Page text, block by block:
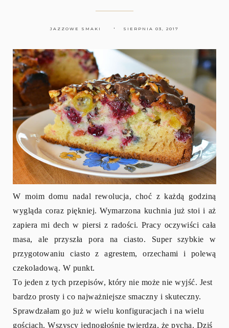
JAZZOWE SMAKI SIERPNIA 03, 2017
W moim domu nadal rewolucja, choć z każdą godziną
wygląda coraz piękniej. Wymarzona kuchnia już stoi i aż
zapiera mi dech w piersi z radości. Pracy oczywiści cała
masa, ale przyszła pora na ciasto. Super szybkie w
przygotowaniu ciasto z agrestem, orzechami i polewą
czekoladową. W punkt.
To jeden z tych przepisów, który nie może nie wyjść. Jest
bardzo prosty i co najważniejsze smaczny i skuteczny.
Sprawdzałam go już w wielu konfiguracjach i na wielu
gościach. Wszyscy jednogłośnie twierdzą, że pycha. Dziś